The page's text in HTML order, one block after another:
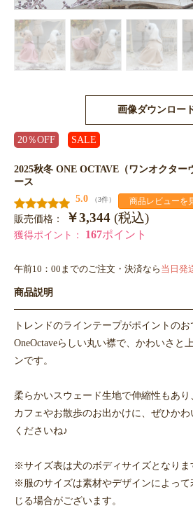
画像ダウンロー
20％OFF SALE
2025秋冬 ONE OCTAVE（ワンオクター
ース
5.0
（3件） 商品レビューを
販売価格： ￥3,344 (税込)
獲得ポイント： 167ポイント
午前10：00までのご注文・決済なら 当日発
商品説明
トレンドのラインテープがポイントのお
OneOctaveらしい丸い襟で、かわいさと
ンです。
柔らかいスウェード生地で伸縮性もあり
カフェやお散歩のお出かけに、ぜひか
くださいね♪
※サイズ表は犬のボディサイズとなりま
※服のサイズは素材やデザインによって
じる場合がございます。